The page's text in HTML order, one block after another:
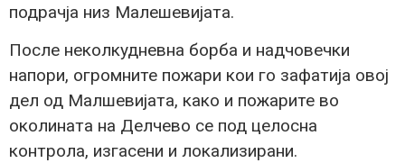
подрачја низ Малешевијата.
После неколкудневна борба и надчовечки
напори, огромните пожари кои го зафатија овој
дел од Малшевијата, како и пожарите во
околината на Делчево се под целосна
контрола, изгасени и локализирани.